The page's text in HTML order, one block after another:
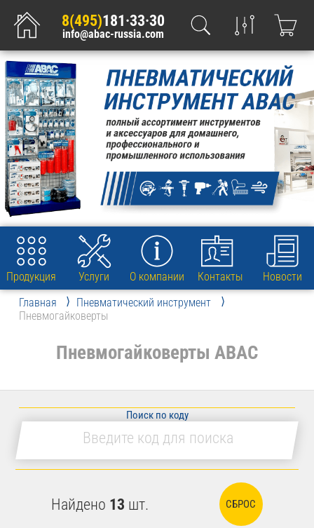
8(495)181·33·30
info@abac-russia.com
Продукция Услуги О компании Контакты
Новости
Главная
Пневматический инструмент
Пневмогайковерты
Пневмогайковерты ABAC
Поиск по коду
Найдено 13 шт. СБРОС